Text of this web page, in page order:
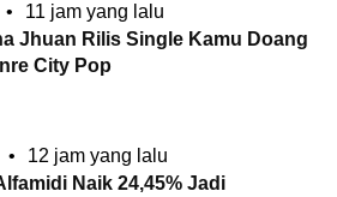
•
11 jam yang lalu
Jhuan Rilis Single Kamu Doang
City Pop
•
12 jam yang lalu
Naik 24,45% Jadi